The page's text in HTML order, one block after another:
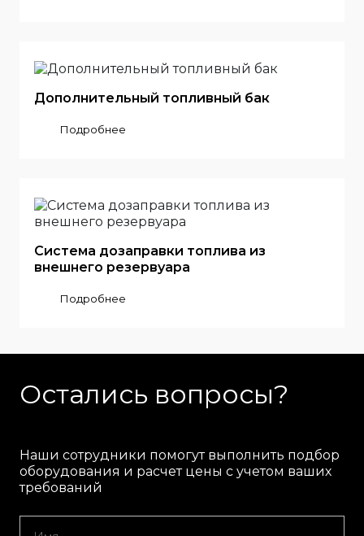
Дополнительный топливный бак
Подробнее
Система дозаправки топлива из
внешнего резервуара
Подробнее
Остались вопросы?
Наши сотрудники помогут выполнить подбор
оборудования и расчет цены с учетом ваших
требований